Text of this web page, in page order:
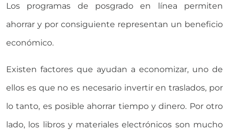
Los programas de posgrado en línea permiten
ahorrar y por consiguiente representan un beneficio
económico.
Existen factores que ayudan a economizar, uno de
ellos es que no es necesario invertir en traslados, por
lo tanto, es posible ahorrar tiempo y dinero. Por otro
lado, los libros y materiales electrónicos son mucho